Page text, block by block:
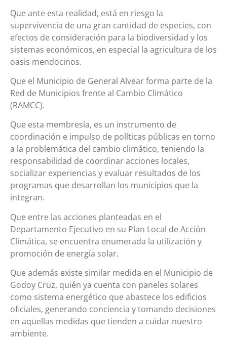
Que ante esta realidad, está en riesgo la
supervivencia de una gran cantidad de especies, con
efectos de consideración para la biodiversidad y los
sistemas económicos, en especial la agricultura de los
oasis mendocinos.
Que el Municipio de General Alvear forma parte de la
Red de Municipios frente al Cambio Climático
(RAMCC).
Que esta membresía, es un instrumento de
coordinación e impulso de políticas públicas en torno
a la problemática del cambio climático, teniendo la
responsabilidad de coordinar acciones locales,
socializar experiencias y evaluar resultados de los
programas que desarrollan los municipios que la
integran.
Que entre las acciones planteadas en el
Departamento Ejecutivo en su Plan Local de Acción
Climática, se encuentra enumerada la utilización y
promoción de energía solar.
Que además existe similar medida en el Municipio de
Godoy Cruz, quién ya cuenta con paneles solares
como sistema energético que abastece los edificios
oficiales, generando conciencia y tomando decisiones
en aquellas medidas que tienden a cuidar nuestro
ambiente.